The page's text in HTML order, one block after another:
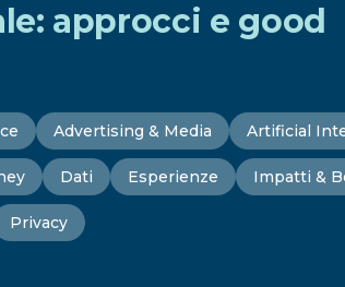
approcci e good
Advertising & Media Artificial
Dati Esperienze Impatti &
Privacy